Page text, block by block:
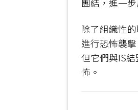
團結，進一
除了組織性
進行恐怖襲
但它們與IS
怖。